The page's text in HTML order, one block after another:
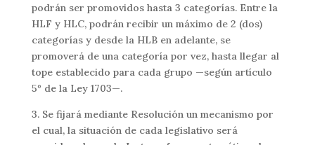
podrán ser promovidos hasta 3 categorías. Entre la
HLF y HLC, podrán recibir un máximo de 2 (dos)
categorías y desde la HLB en adelante, se
promoverá de una categoría por vez, hasta llegar al
tope establecido para cada grupo —según artículo
5º de la Ley 1703—.
3. Se fijará mediante Resolución un mecanismo por
el cual, la situación de cada legislativo será